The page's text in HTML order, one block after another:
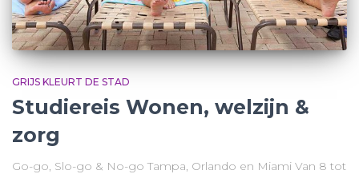
GRIJS KLEURT DE STAD
Studiereis Wonen, welzijn &
zorg
Go-go, Slo-go & No-go Tampa, Orlando en Miami Van 8 tot